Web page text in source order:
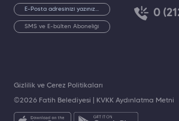
SMS ve E-bülten Aboneliği
0
©2026 Fatih Belediyesi | KVKK Aydınlatma Metni
Gizlilik ve Çerez Politikaları